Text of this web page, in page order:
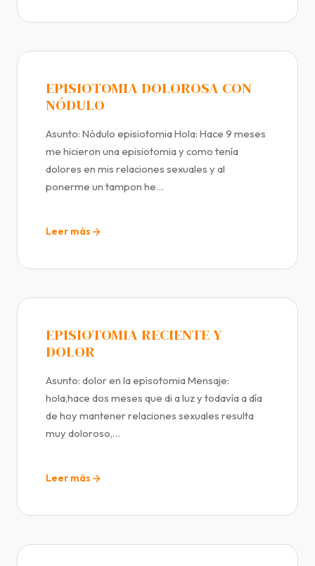
EPISIOTOMIA DOLOROSA CON
NÓDULO
Asunto: Nódulo episiotomia Hola: Hace 9 meses
me hicieron una episiotomia y como tenía
dolores en mis relaciones sexuales y al
ponerme un tampon he…
Leer más
EPISIOTOMIA RECIENTE Y
DOLOR
Asunto: dolor en la episotomia Mensaje:
hola,hace dos meses que di a luz y todavía a día
de hoy mantener relaciones sexuales resulta
muy doloroso,…
Leer más